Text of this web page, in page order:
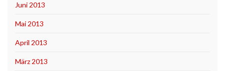
Juni 2013
Mai 2013
April 2013
März 2013